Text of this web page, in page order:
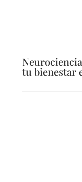
tu bienestar